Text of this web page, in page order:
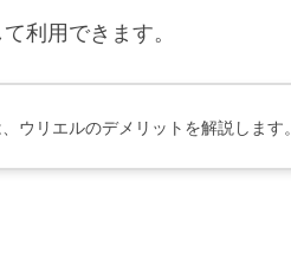
利用できます。
ウリエルのデメリットを解説します。